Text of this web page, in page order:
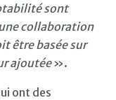
sont
collaboration
être basée sur
ajoutée».
ont des